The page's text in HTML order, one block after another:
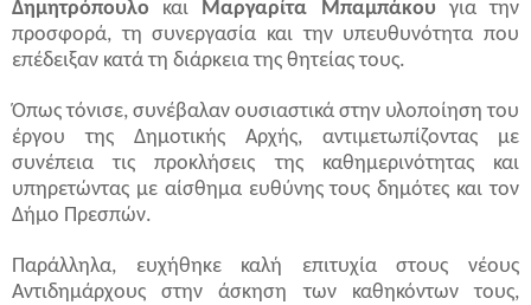
Δημητρόπουλο και Μαργαρίτα Μπαμπάκου για την
προσφορά, τη συνεργασία και την υπευθυνότητα που
επέδειξαν κατά τη διάρκεια της θητείας τους.
Όπως τόνισε, συνέβαλαν ουσιαστικά στην υλοποίηση του
έργου της Δημοτικής Αρχής, αντιμετωπίζοντας με
συνέπεια τις προκλήσεις της καθημερινότητας και
υπηρετώντας με αίσθημα ευθύνης τους δημότες και τον
Δήμο Πρεσπών.
Παράλληλα, ευχήθηκε καλή επιτυχία στους νέους
Αντιδημάρχους στην άσκηση των καθηκόντων τους,